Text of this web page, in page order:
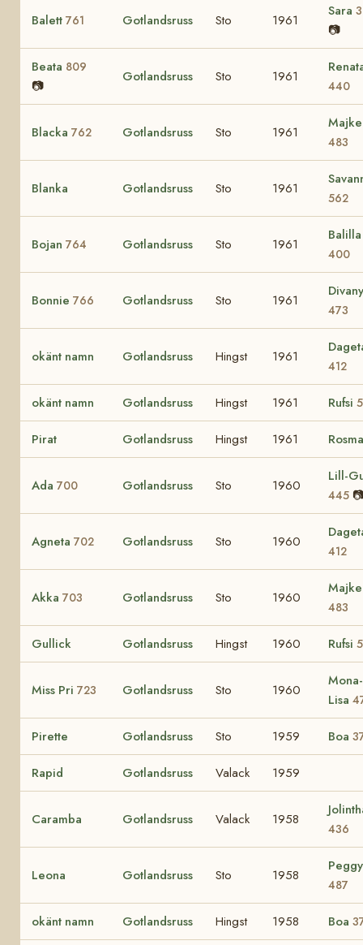
Balett 761 Gotlandsruss Sto 1961
Sara
📷
Beata 809
📷
Gotlandsruss Sto 1961
440
Blacka 762 Gotlandsruss Sto 1961
483
Blanka Gotlandsruss Sto 1961
562
Bojan 764 Gotlandsruss Sto 1961
400
Bonnie 766 Gotlandsruss Sto 1961
Divany
473
okänt namn Gotlandsruss Hingst 1961
412
okänt namn Gotlandsruss Hingst 1961 Rufsi
Pirat Gotlandsruss Hingst 1961
Ada 700 Gotlandsruss Sto 1960
Lill-
445
Agneta 702 Gotlandsruss Sto 1960
412
Akka 703 Gotlandsruss Sto 1960
483
Gullick Gotlandsruss Hingst 1960 Rufsi
Miss Pri 723 Gotlandsruss Sto 1960
Mona-
Lisa
Pirette Gotlandsruss Sto 1959 Boa
Rapid Gotlandsruss Valack 1959
Caramba Gotlandsruss Valack 1958
436
Leona Gotlandsruss Sto 1958
Peggy
487
okänt namn Gotlandsruss Hingst 1958 Boa